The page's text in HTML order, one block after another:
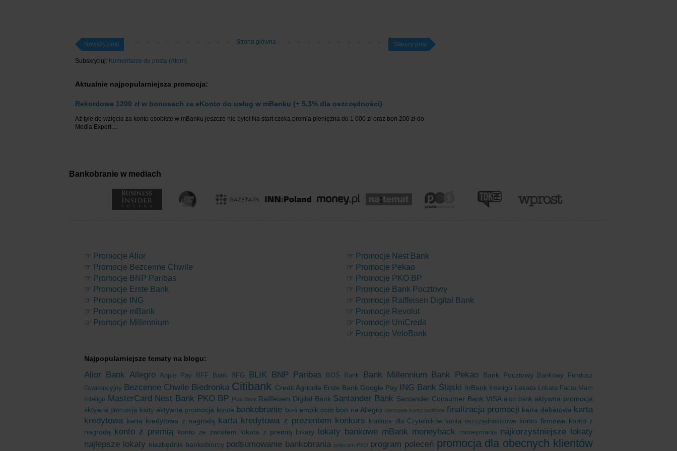
Nowszy post Starszy post
Strona główna
Subskrybuj: Komentarze do posta (Atom)
Aktualnie najpopularniejsza promocja:
Rekordowe 1200 zł w bonusach za eKonto do usług w mBanku (+ 5,3% dla oszczędności)
Aż tyle do wzięcia za konto osobiste w mBanku jeszcze nie było! Na start czeka premia pieniężna do 1 000 zł oraz bon 200 zł do
Media Expert....
Bankobranie w mediach
☞ Promocje Alior
☞ Promocje Bezcenne Chwile
☞ Promocje BNP Paribas
☞ Promocje Erste Bank
☞ Promocje ING
☞ Promocje mBank
☞ Promocje Millennium
☞ Promocje Nest Bank
☞ Promocje Pekao
☞ Promocje PKO BP
☞ Promocje Bank Pocztowy
☞ Promocje Raiffeisen Digital Bank
☞ Promocje Revolut
☞ Promocje UniCredit
☞ Promocje VeloBank
Najpopularniejsze tematy na blogu:
Alior Bank Allegro Apple Pay BFF Bank BFG BLIK BNP Paribas BOŚ Bank Bank Millennium Bank Pekao Bank Pocztowy
Bankowy Fundusz
Gwarancyjny Bezcenne Chwile Biedronka Citibank Credit Agricole Erste Bank Google Pay ING Bank Śląski InBank Inteligo Lokata Lokata Facto Mam
Inteligo MasterCard Nest Bank PKO BP Plus Bank Raiffeisen Digital Bank Santander Bank Santander Consumer Bank VISA aion bank aktywna promocja
aktywna promocja karty aktywna promocja konta bankobranie bon empik.com bon na Allegro darmowe konto osobiste finalizacja promocji karta debetowa karta
kredytowa karta kredytowa z nagrodą karta kredytowa z prezentem konkurs konkurs dla Czytelników konta oszczędnościowe konto firmowe konto z
nagrodą
konto z premią konto ze zwrotem lokata z premią lokaty lokaty bankowe mBank moneyback moneymania najkorzystniejsze lokaty
najlepsze lokaty niezbędnik bankobiorcy podsumowanie bankobrania polecam PKO program poleceń promocja dla obecnych klientów